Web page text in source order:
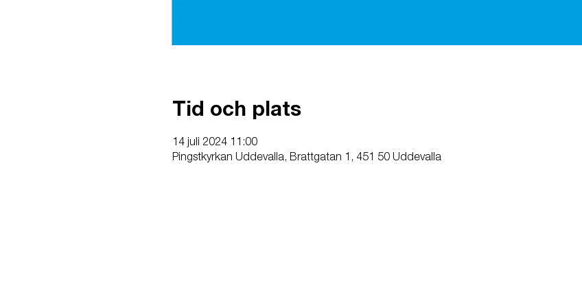
Tid och plats
14 juli 2024 11:00
Pingstkyrkan Uddevalla, Brattgatan 1, 451 50 Uddevalla